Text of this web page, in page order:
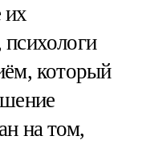
их
который
на том,